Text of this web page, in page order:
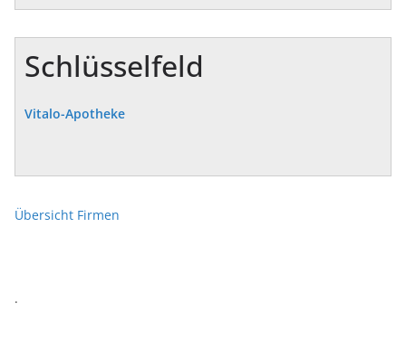
Schlüsselfeld
Vitalo-Apotheke
Übersicht Firmen
.